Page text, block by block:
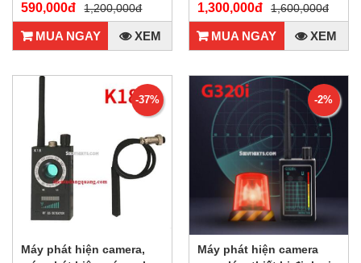
590,000đ 1,200,000đ
MUA NGAY XEM
1,300,000đ 1,600,000đ
MUA NGAY XEM
-37%
Máy phát hiện camera,
-2%
Máy phát hiện camera